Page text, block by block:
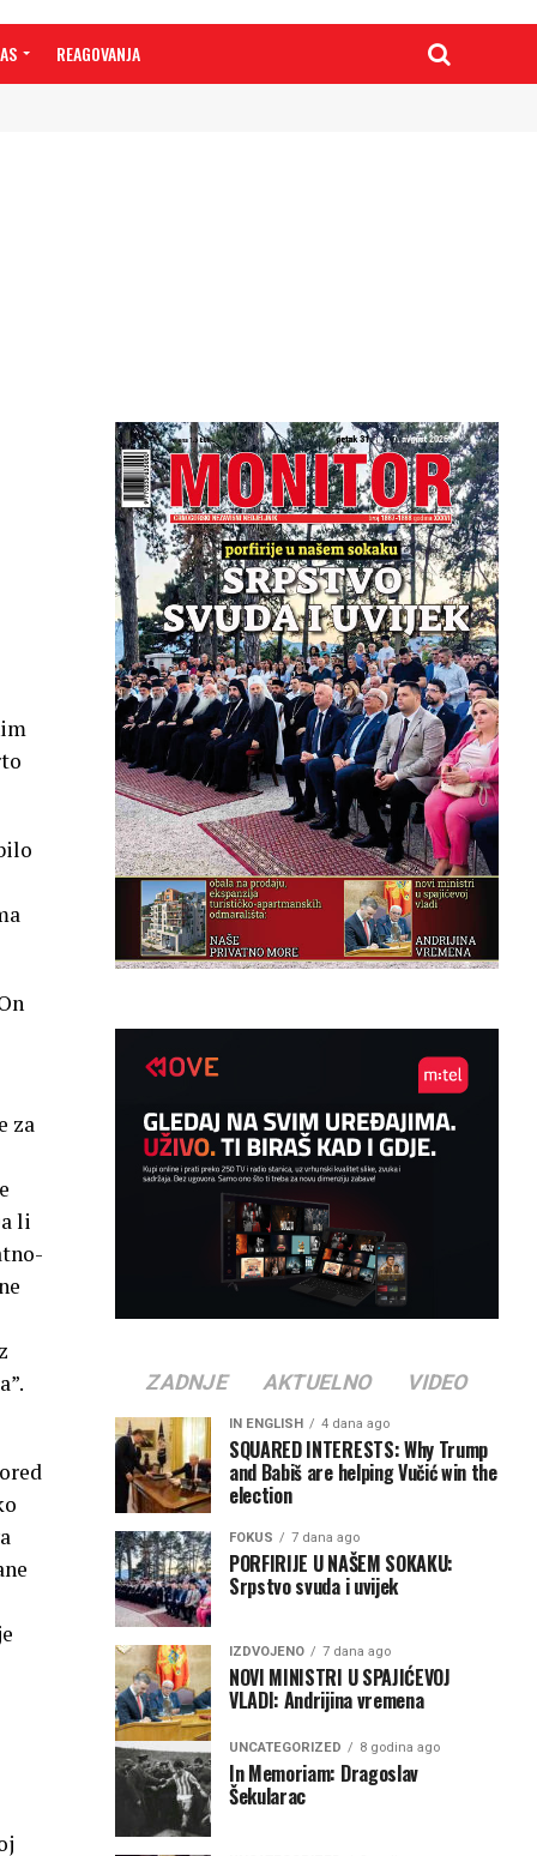
REAGOVANJA
za
li
ZADNJE AKTUELNO VIDEO
IN ENGLISH 4 dana ago
SQUARED INTERESTS: Why Trump
and Babiš are helping Vučić win the
election
FOKUS 7 dana ago
PORFIRIJE U NAŠEM SOKAKU:
Srpstvo svuda i uvijek
IZDVOJENO 7 dana ago
NOVI MINISTRI U SPAJIĆEVOJ
VLADI: Andrijina vremena
UNCATEGORIZED 8 godina ago
In Memoriam: Dragoslav
Šekularac